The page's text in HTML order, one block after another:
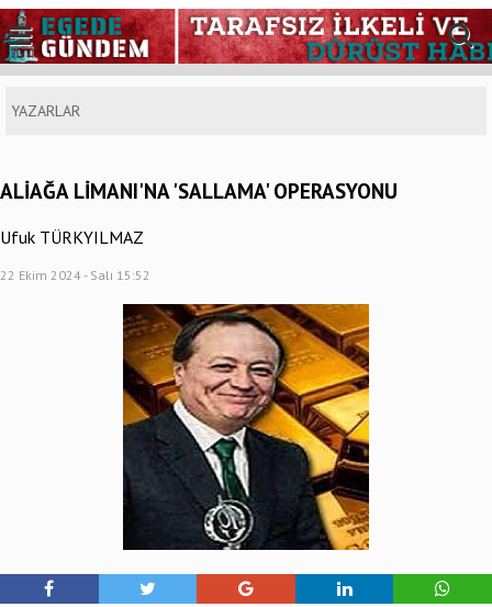
YAZARLAR
ALİAĞA LİMANI'NA 'SALLAMA' OPERASYONU
Ufuk TÜRKYILMAZ
22 Ekim 2024 - Salı 15:52